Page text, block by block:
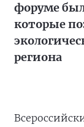
форуме
которые
региона